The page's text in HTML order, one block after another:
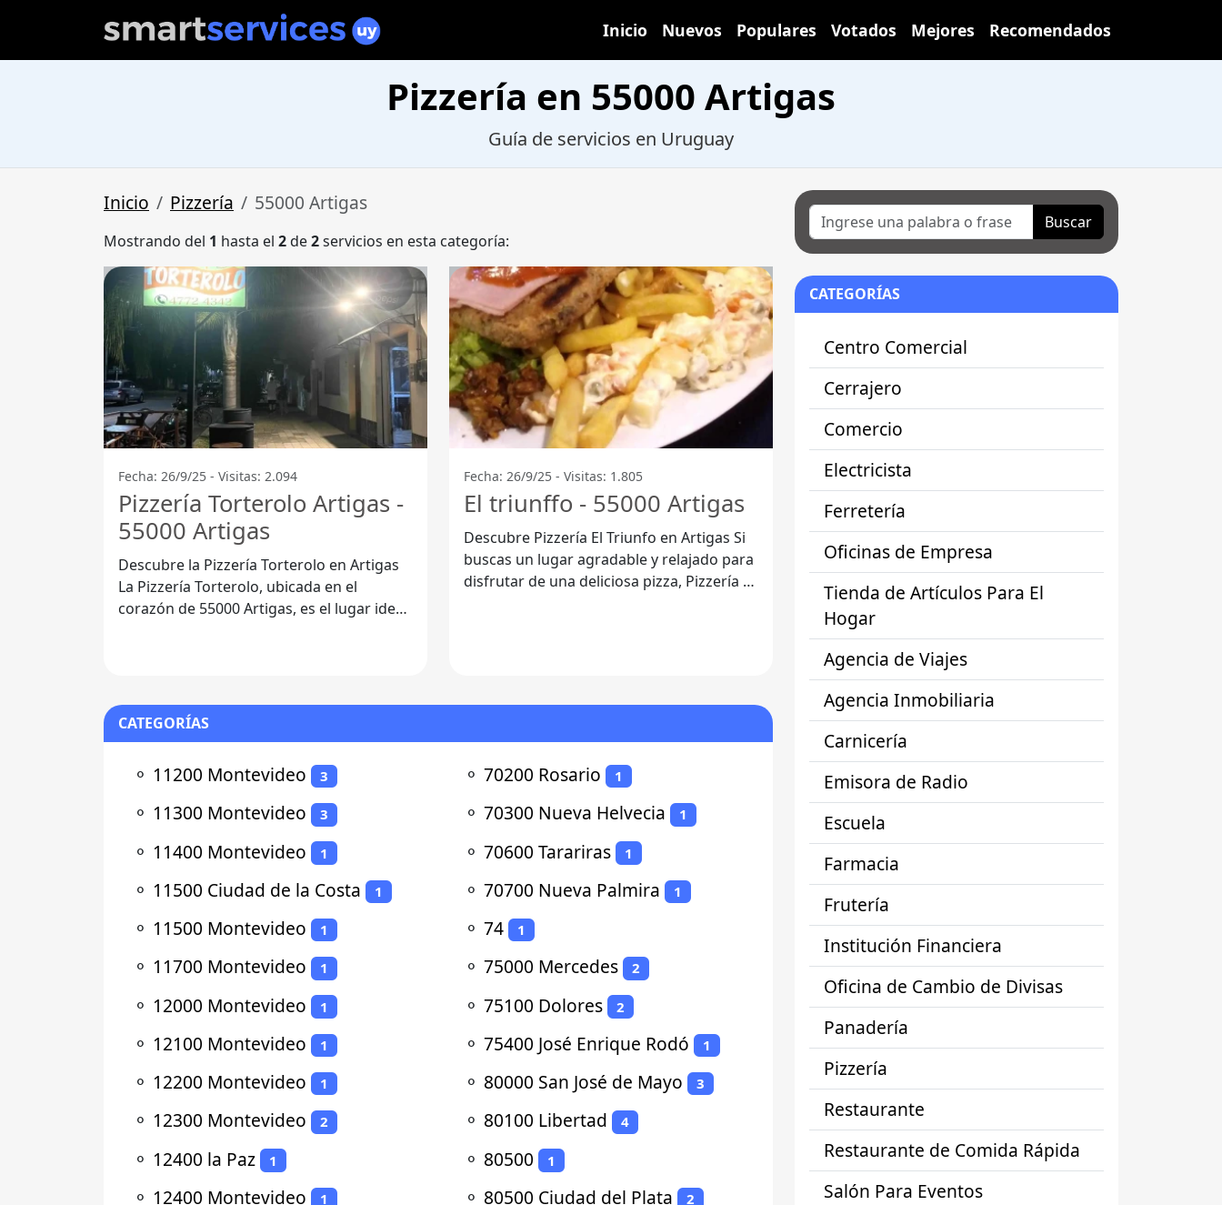
Inicio Nuevos Populares Votados Mejores Recomendados
Pizzería en 55000 Artigas
Guía de servicios en Uruguay
Inicio Pizzería 55000 Artigas
Mostrando del 1 hasta el 2de2servicios en esta categoría:
Fecha: 26/9/25 - Visitas: 2.094
Pizzería Torterolo Artigas -
55000 Artigas
Descubre la Pizzería Torterolo en Artigas
La Pizzería Torterolo, ubicada en el
corazón de 55000 Artigas, es el lugar ideal
Fecha: 26/9/25 - Visitas: 1.805
El triunffo - 55000 Artigas
Descubre Pizzería El Triunfo en Artigas Si
buscas un lugar agradable y relajado para
disfrutar de una deliciosa pizza, Pizzería El
CATEGORÍAS
⚬ 11200 Montevideo 3
⚬ 11300 Montevideo 3
⚬ 11400 Montevideo 1
⚬ 11500 Ciudad de la Costa 1
⚬ 11500 Montevideo 1
⚬ 11700 Montevideo 1
⚬ 12000 Montevideo 1
⚬ 12100 Montevideo 1
⚬ 12200 Montevideo 1
⚬ 12300 Montevideo 2
⚬ 12400 la Paz 1
⚬ 12400 Montevideo 1
⚬ 70200 Rosario 1
⚬ 70300 Nueva Helvecia 1
⚬ 70600 Tarariras 1
⚬ 70700 Nueva Palmira 1
⚬ 74 1
⚬ 75000 Mercedes 2
⚬ 75100 Dolores 2
⚬ 75400 José Enrique Rodó 1
⚬ 80000 San José de Mayo 3
⚬ 80100 Libertad 4
⚬ 80500 1
⚬ 80500 Ciudad del Plata 2
Buscar
CATEGORÍAS
Centro Comercial
Cerrajero
Comercio
Electricista
Ferretería
Oficinas de Empresa
Tienda de Artículos Para El
Hogar
Agencia de Viajes
Agencia Inmobiliaria
Carnicería
Emisora de Radio
Escuela
Farmacia
Frutería
Institución Financiera
Oficina de Cambio de Divisas
Panadería
Pizzería
Restaurante
Restaurante de Comida Rápida
Salón Para Eventos